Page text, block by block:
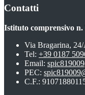
Contatti
Istituto comprensivo n.
Via Bragarina, 24/
Tel: +39 0187
Email:
PEC:
C.F.: